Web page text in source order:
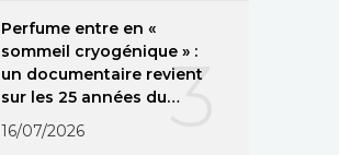
3
Perfume entre en «
sommeil cryogénique » :
un documentaire revient
sur les 25 années du
groupe
16/07/2026